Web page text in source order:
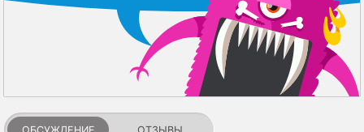
ОБСУЖДЕНИЕ ОТЗЫВЫ